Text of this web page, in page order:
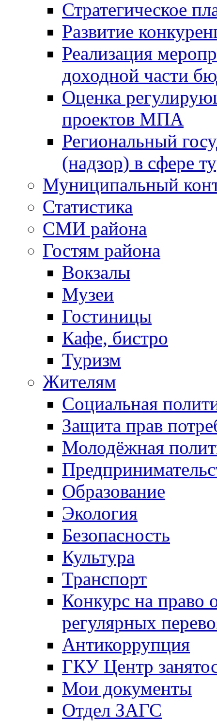
Стратегическое
Развитие
Реализация
доходной части
Оценка
проектов МПА
Региональный
(надзор) в сфере
Муниципальный
Статистика
СМИ района
Гостям района
Вокзалы
Музеи
Гостиницы
Кафе, бистро
Туризм
Жителям
Социальная
Защита прав
Молодёжная
Образование
Экология
Безопасность
Культура
Транспорт
Конкурс на право
регулярных
Антикоррупция
ГКУ Центр
Мои документы
Отдел ЗАГС